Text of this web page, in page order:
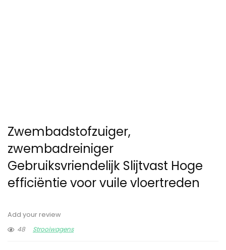
Zwembadstofzuiger,
zwembadreiniger
Gebruiksvriendelijk Slijtvast Hoge
efficiëntie voor vuile vloertreden
Add your review
48
Strooiwagens